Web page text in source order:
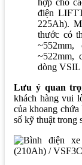
hợp cho
điện
225Ah).
thước có
~552mm,
~522mm,
dòng VSIL
Lưu ý quan
khách hàng vui
của khoang
số kỹ thuật trong